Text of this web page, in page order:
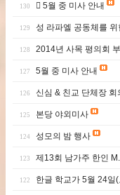
130  5월 중 미사 안내
129 성 라파엘 공동체를
128 2014년 사목 평의회
127 5월 중 미사 안내
126 신심 & 친교 단체장 회
125 본당 야외미사
124 성모의 밤 행사
123 제13회 남가주 한인
122 한글 학교가 5월 24